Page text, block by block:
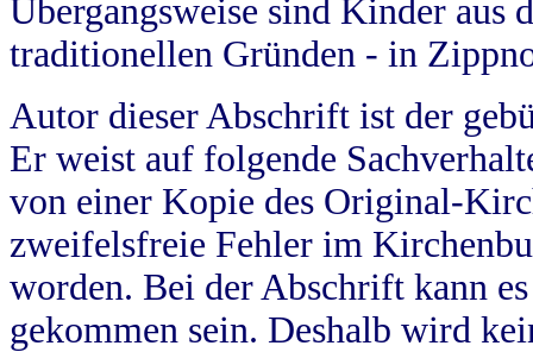
Übergangsweise sind Kinder aus
traditionellen Gründen - in
Autor dieser Abschrift ist der
Er weist auf folgende
von einer Kopie des Original-
zweifelsfreie Fehler im
worden. Bei der Abschrift kann
gekommen sein. Deshalb wird